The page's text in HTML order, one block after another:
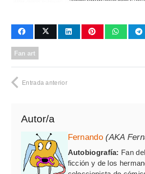
Fan art
Entrada anterior
Autor/a
Fernando (AKA
Autobiografía: Fan
ficción y de los